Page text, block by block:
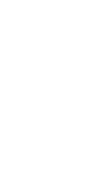
verschiedenen Tulpen,ich
garnicht gewusst dass es